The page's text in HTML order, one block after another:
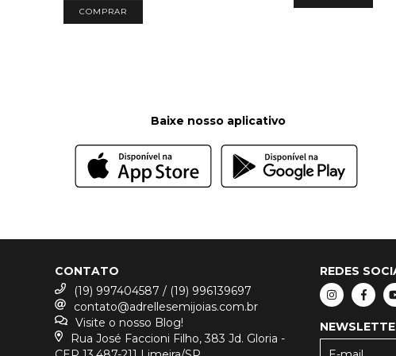
COMPRAR
Baixe nosso aplicativo
CONTATO
(19) 997404587 / (19) 996139697
contato@adrellesemijoias.com.br
Visite o nosso Blog!
Rua José Faccioni Filho, 383 Jd. Gloria -
REDES